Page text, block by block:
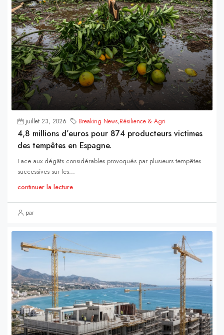
juillet 23, 2026 Breaking News,Résilience & Agri
4,8 millions d’euros pour 874 producteurs victimes
des tempêtes en Espagne.
Face aux dégâts considérables provoqués par plusieurs tempêtes
successives sur les...
continuer la lecture
par